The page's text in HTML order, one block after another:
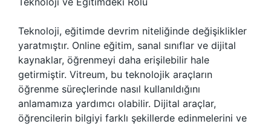
Teknoloji, eğitimde devrim niteliğinde değişiklikler
yaratmıştır. Online eğitim, sanal sınıflar ve dijital
kaynaklar, öğrenmeyi daha erişilebilir hale
getirmiştir. Vitreum, bu teknolojik araçların
öğrenme süreçlerinde nasıl kullanıldığını
anlamamıza yardımcı olabilir. Dijital araçlar,
öğrencilerin bilgiyi farklı şekillerde edinmelerini ve